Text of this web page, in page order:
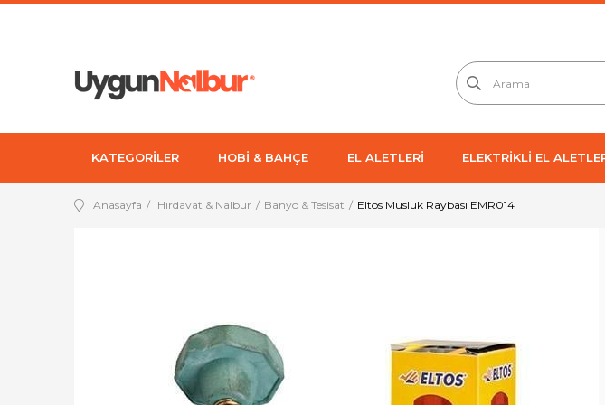
KATEGORİLER HOBİ & BAHÇE EL ALETLERİ ELEKTRİKLİ EL
Anasayfa Hırdavat & Nalbur Banyo & Tesisat Eltos Musluk Raybası EMR014